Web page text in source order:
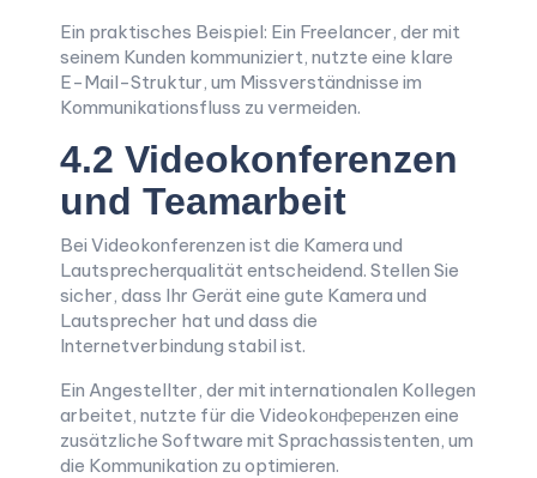
Ein praktisches Beispiel: Ein Freelancer, der mit
seinem Kunden kommuniziert, nutzte eine klare
E-Mail-Struktur, um Missverständnisse im
Kommunikationsfluss zu vermeiden.
4.2 Videokonferenzen
und Teamarbeit
Bei Videokonferenzen ist die Kamera und
Lautsprecherqualität entscheidend. Stellen Sie
sicher, dass Ihr Gerät eine gute Kamera und
Lautsprecher hat und dass die
Internetverbindung stabil ist.
Ein Angestellter, der mit internationalen Kollegen
arbeitet, nutzte für die Videokонференzen eine
zusätzliche Software mit Sprachassistenten, um
die Kommunikation zu optimieren.